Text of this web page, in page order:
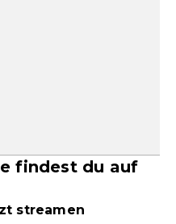
findest du auf
streamen